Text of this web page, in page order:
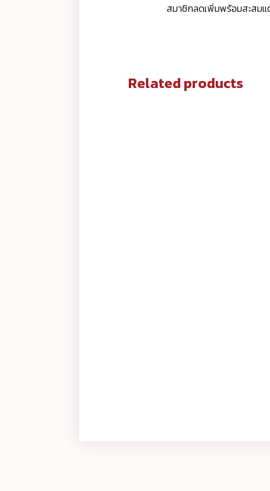
สมาชิกลดเพิ่มพร้อมสะสมแ
Related products